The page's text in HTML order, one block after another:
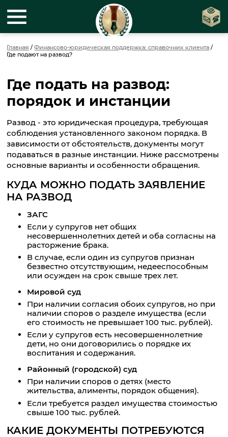
Главная /Финансово-юридическая поддержка: справочник клиента /
Где подают на развод?
Где подать на развод:
порядок и инстанции
Развод - это юридическая процедура, требующая
соблюдения установленного законом порядка. В
зависимости от обстоятельств, документы могут
подаваться в разные инстанции. Ниже рассмотрены
основные варианты и особенности обращения.
КУДА МОЖНО ПОДАТЬ ЗАЯВЛЕНИЕ
НА РАЗВОД
ЗАГС
Если у супругов нет общих
несовершеннолетних детей и оба согласны на
расторжение брака.
В случае, если один из супругов признан
безвестно отсутствующим, недееспособным
или осужден на срок свыше трех лет.
Мировой суд
При наличии согласия обоих супругов, но при
наличии споров о разделе имущества (если
его стоимость не превышает 100 тыс. рублей).
Если у супругов есть несовершеннолетние
дети, но они договорились о порядке их
воспитания и содержания.
Районный (городской) суд
При наличии споров о детях (место
жительства, алименты, порядок общения).
Если требуется раздел имущества стоимостью
свыше 100 тыс. рублей.
КАКИЕ ДОКУМЕНТЫ ПОТРЕБУЮТСЯ